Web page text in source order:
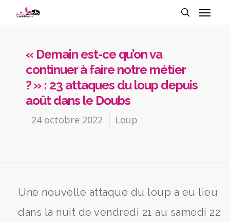
« Demain est-ce qu’on va
continuer à faire notre métier
? » : 23 attaques du loup depuis
août dans le Doubs
24 octobre 2022 Loup
Une nouvelle attaque du loup a eu lieu
dans la nuit de vendredi 21 au samedi 22